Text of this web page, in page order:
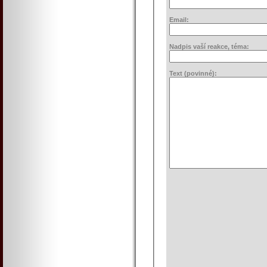
Email:
Nadpis vaší reakce, téma:
Text (povinné):